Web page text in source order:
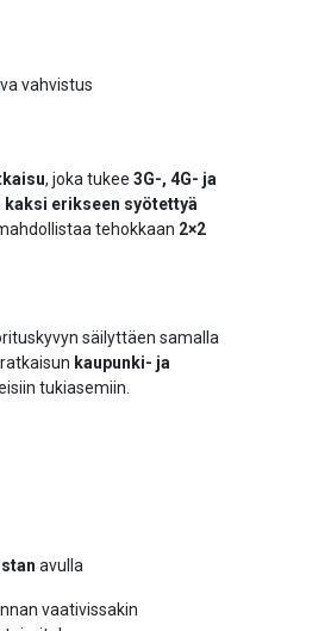
vahvistus
, joka tukee 3G-, 4G- ja
kaksi erikseen syötettyä
tehokkaan 2×2
säilyttäen samalla
kaupunki- ja
tukiasemiin.
avulla
vaativissakin